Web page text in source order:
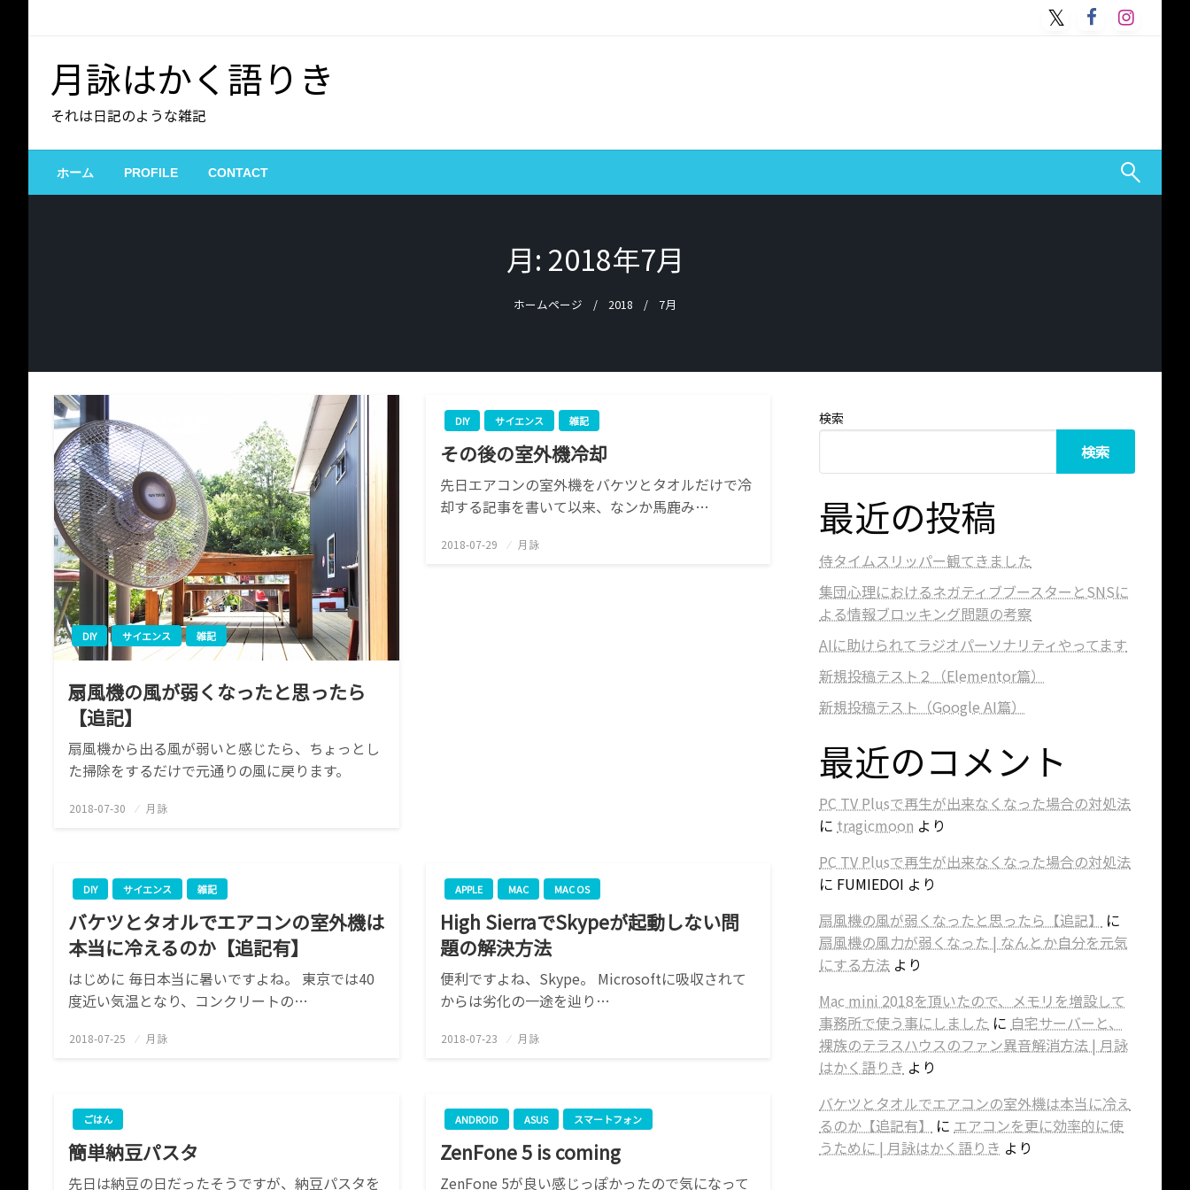
月詠はかく語りき
それは日記のような雑記
ホーム PROFILE CONTACT
月: 2018年7月
ホームページ 2018 7月
DIY サイエンス 雑記
扇風機の風が弱くなったと思ったら
【追記】
扇風機から出る風が弱いと感じたら、ちょっとし
た掃除をするだけで元通りの風に戻ります。
投
2018-07-30 月詠
DIY サイエンス 雑記
その後の室外機冷却
先日エアコンの室外機をバケツとタオルだけで冷
却する記事を書いて以来、なンか馬鹿み…
投
2018-07-29 月詠
DIY サイエンス 雑記
バケツとタオルでエアコンの室外機は
本当に冷えるのか【追記有】
はじめに 毎日本当に暑いですよね。 東京では40
度近い気温となり、コンクリートの…
投
2018-07-25 月詠
APPLE MAC MAC OS
High SierraでSkypeが起動しない問
題の解決方法
便利ですよね、Skype。 Microsoftに吸収されて
からは劣化の一途を辿り…
投
2018-07-23 月詠
ごはん
簡単納豆パスタ
先日は納豆の日だったそうですが、納豆パスタを
ANDROID ASUS スマートフォン
ZenFone 5 is coming
ZenFone 5が良い感じっぽかったので気になって
検索
検索
最近の投稿
侍タイムスリッパー観てきました
集団心理におけるネガティブブースターとSNSに
よる情報ブロッキング問題の考察
AIに助けられてラジオパーソナリティやってます
新規投稿テスト２（Elementor篇）
新規投稿テスト（Google AI篇）
最近のコメント
PC TV Plusで再生が出来なくなった場合の対処法
に tragicmoon より
PC TV Plusで再生が出来なくなった場合の対処法
に FUMIEDOI より
扇風機の風が弱くなったと思ったら【追記】
に
扇風機の風力が弱くなった | なんとか自分を元気
にする方法 より
Mac mini 2018を頂いたので、メモリを増設して
事務所で使う事にしました に 自宅サーバーと、
裸族のテラスハウスのファン異音解消方法 | 月詠
はかく語りき より
バケツとタオルでエアコンの室外機は本当に冷え
るのか【追記有】
に エアコンを更に効率的に使
うために | 月詠はかく語りき より